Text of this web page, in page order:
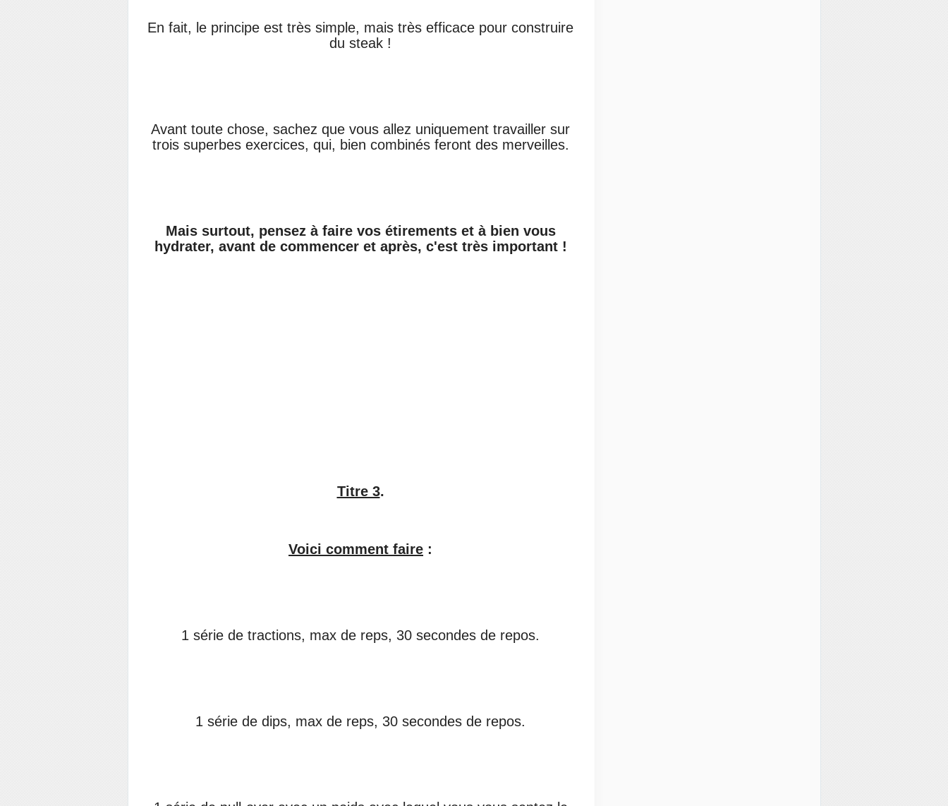
En fait, le principe est très simple, mais très efficace pour construire
du steak !
Avant toute chose, sachez que vous allez uniquement travailler sur
trois superbes exercices, qui, bien combinés feront des merveilles.
Mais surtout, pensez à faire vos étirements et à bien vous
hydrater, avant de commencer et après, c'est très important !
Titre 3.
Voici comment faire :
1 série de tractions, max de reps, 30 secondes de repos.
1 série de dips, max de reps, 30 secondes de repos.